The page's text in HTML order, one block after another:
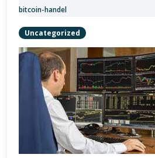
bitcoin-handel
Uncategorized